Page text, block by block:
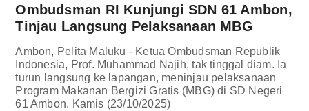
Ombudsman RI Kunjungi SDN 61 Ambon,
Tinjau Langsung Pelaksanaan MBG
Ambon, Pelita Maluku - Ketua Ombudsman Republik
Indonesia, Prof. Muhammad Najih, tak tinggal diam. Ia
turun langsung ke lapangan, meninjau pelaksanaan
Program Makanan Bergizi Gratis (MBG) di SD Negeri
61 Ambon. Kamis (23/10/2025)